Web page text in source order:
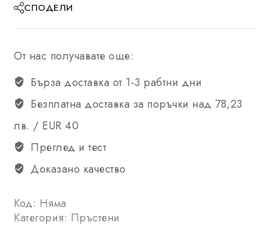
СПОДЕЛИ
От нас получавате още:
Бърза доставка от 1-3 рабтни дни
Безплатна доставка за поръчки над 78,23
лв. / EUR 40
Преглед и тест
Доказано качество
Код: Няма
Категория: Пръстени